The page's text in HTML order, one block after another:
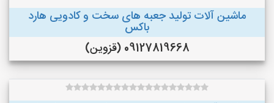
ماشین آلات تولید جعبه های سخت و کادویی هارد
باکس
09127819668 (قزوین)